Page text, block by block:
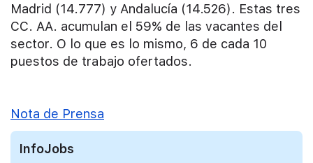
Madrid (14.777) y Andalucía (14.526). Estas tres
CC. AA. acumulan el 59% de las vacantes del
sector. O lo que es lo mismo, 6 de cada 10
puestos de trabajo ofertados.
Nota de Prensa
InfoJobs